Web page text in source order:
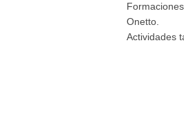
Onetto.
Actividades